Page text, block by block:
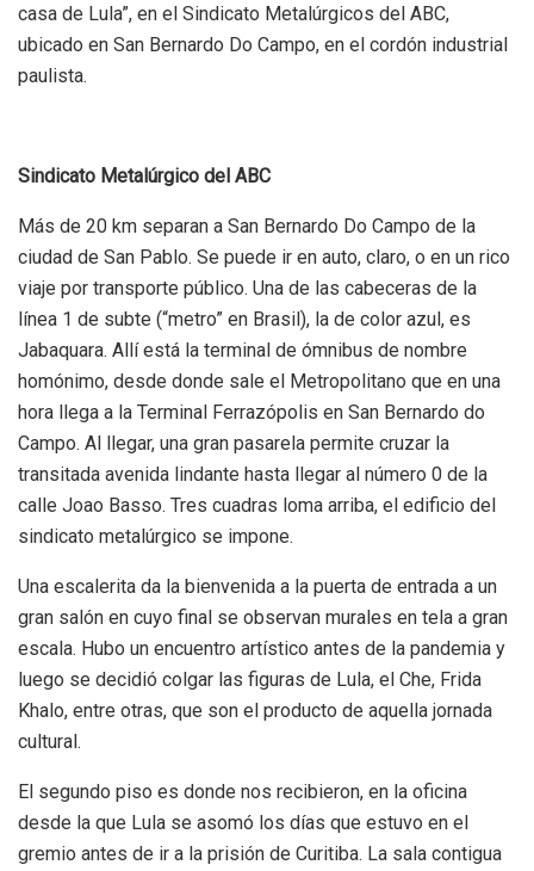
casa de Lula”, en el Sindicato Metalúrgicos del ABC,
ubicado en San Bernardo Do Campo, en el cordón industrial
paulista.
Sindicato Metalúrgico del ABC
Más de 20 km separan a San Bernardo Do Campo de la
ciudad de San Pablo. Se puede ir en auto, claro, o en un rico
viaje por transporte público. Una de las cabeceras de la
línea 1 de subte (“metro” en Brasil), la de color azul, es
Jabaquara. Allí está la terminal de ómnibus de nombre
homónimo, desde donde sale el Metropolitano que en una
hora llega a la Terminal Ferrazópolis en San Bernardo do
Campo. Al llegar, una gran pasarela permite cruzar la
transitada avenida lindante hasta llegar al número 0 de la
calle Joao Basso. Tres cuadras loma arriba, el edificio del
sindicato metalúrgico se impone.
Una escalerita da la bienvenida a la puerta de entrada a un
gran salón en cuyo final se observan murales en tela a gran
escala. Hubo un encuentro artístico antes de la pandemia y
luego se decidió colgar las figuras de Lula, el Che, Frida
Khalo, entre otras, que son el producto de aquella jornada
cultural.
El segundo piso es donde nos recibieron, en la oficina
desde la que Lula se asomó los días que estuvo en el
gremio antes de ir a la prisión de Curitiba. La sala contigua